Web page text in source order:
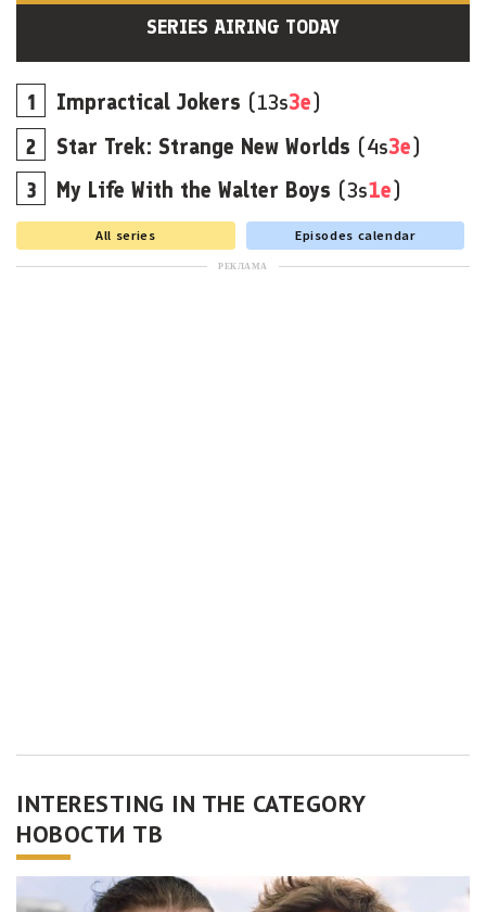
SERIES AIRING TODAY
Impractical Jokers (13s3e)
Star Trek: Strange New Worlds (4s3e)
My Life With the Walter Boys (3s1e)
All series Episodes calendar
РЕКЛАМА
INTERESTING IN THE CATEGORY
НОВОСТИ ТВ